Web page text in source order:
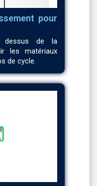
pour
dessus de la
les matériaux
de cycle.